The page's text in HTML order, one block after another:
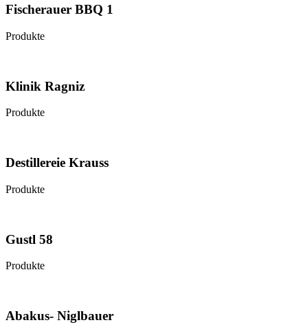
Fischerauer BBQ 1
Produkte
Klinik Ragniz
Produkte
Destillereie Krauss
Produkte
Gustl 58
Produkte
Abakus- Niglbauer